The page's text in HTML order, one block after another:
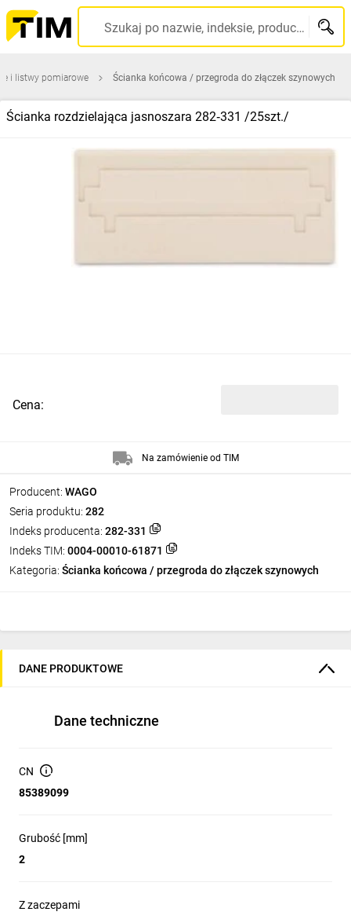
Szukaj po nazwie, indeksie, producencie, kodzie kreskowym...
i listwy pomiarowe Ścianka końcowa / przegroda do złączek szynowych
Ścianka rozdzielająca jasnoszara 282‑331 /25szt./
Producent: WAGO
Seria produktu: 282
Indeks producenta: 282-331
Indeks TIM: 0004-00010-61871
Kategoria: Ścianka końcowa / przegroda do złączek szynowych
Cena:
Na zamówienie od TIM
DANE PRODUKTOWE
Dane techniczne
CN
85389099
Grubość [mm]
2
Z zaczepami